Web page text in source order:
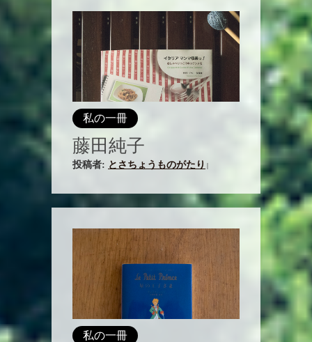
私の一冊
藤田純子
投稿者: とさちょうものがたり
私の一冊